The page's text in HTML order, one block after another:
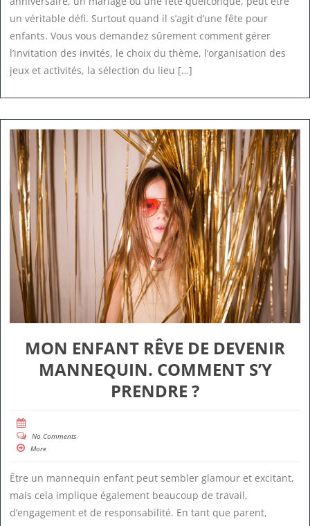
un véritable défi. Surtout quand il s’agit d’une fête pour
enfants. Vous vous demandez sûrement comment gérer
l’invitation des invités, le choix du thème, l’organisation des
jeux et activités, la sélection du lieu […]
MON ENFANT RÊVE DE DEVENIR
MANNEQUIN. COMMENT S’Y
PRENDRE ?
No Comments
More
Être un mannequin enfant peut sembler glamour et excitant,
mais cela implique également beaucoup de travail,
d’engagement et de responsabilité. En tant que parent,